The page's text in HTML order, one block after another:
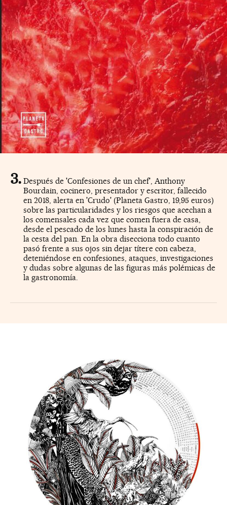
Después de 'Confesiones de un chef', Anthony
Bourdain, cocinero, presentador y escritor, fallecido
en 2018, alerta en 'Crudo' (Planeta Gastro, 19,95 euros)
sobre las particularidades y los riesgos que acechan a
los comensales cada vez que comen fuera de casa,
desde el pescado de los lunes hasta la conspiración de
la cesta del pan. En la obra disecciona todo cuanto
pasó frente a sus ojos sin dejar títere con cabeza,
deteniéndose en confesiones, ataques, investigaciones
y dudas sobre algunas de las figuras más polémicas de
la gastronomía.